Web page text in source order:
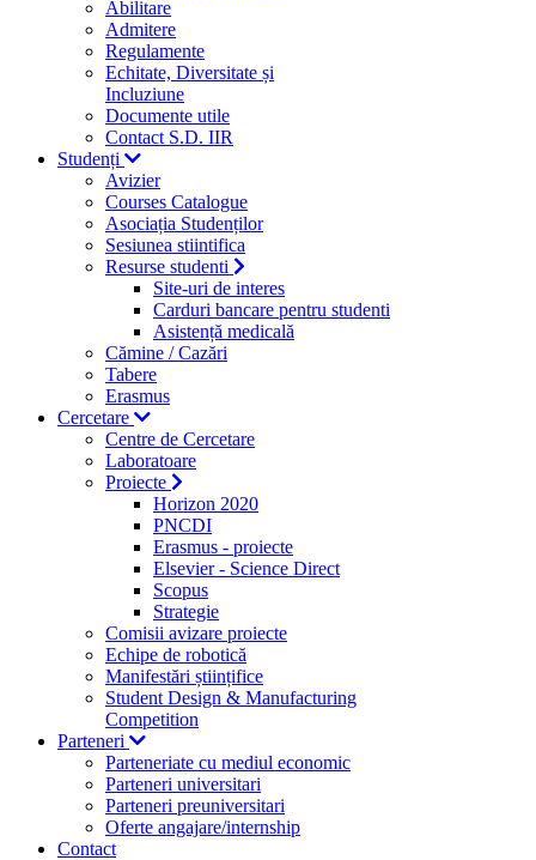
Abilitare
Admitere
Regulamente
Echitate, Diversitate și
Incluziune
Documente utile
Contact S.D. IIR
Studenți
Avizier
Courses Catalogue
Asociația Studenților
Sesiunea stiintifica
Resurse studenti
Site-uri de interes
Carduri bancare pentru studenti
Asistență medicală
Cămine / Cazări
Tabere
Erasmus
Cercetare
Centre de Cercetare
Laboratoare
Proiecte
Horizon 2020
PNCDI
Erasmus - proiecte
Elsevier - Science Direct
Scopus
Strategie
Comisii avizare proiecte
Echipe de robotică
Manifestări științifice
Student Design & Manufacturing
Competition
Parteneri
Parteneriate cu mediul economic
Parteneri universitari
Parteneri preuniversitari
Oferte angajare/internship
Contact